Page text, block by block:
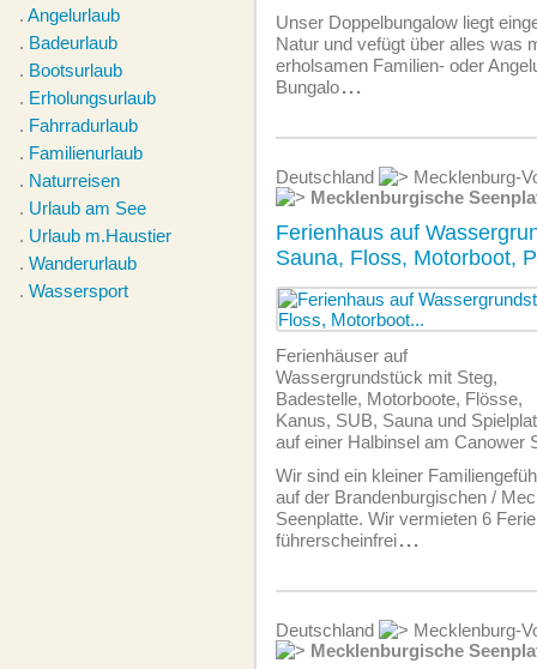
. Angelurlaub
. Badeurlaub
. Bootsurlaub
. Erholungsurlaub
. Fahrradurlaub
. Familienurlaub
. Naturreisen
. Urlaub am See
. Urlaub m.Haustier
. Wanderurlaub
. Wassersport
Unser Doppelbungalow liegt
Natur und vefügt über alles was
erholsamen Familien- oder
Bungalo...
Deutschland
Mecklenburg-
Mecklenburgische
Ferienhaus auf
Sauna, Floss, Motorboot,
Ferienhäuser auf
Wassergrundstück mit Steg,
Badestelle, Motorboote, Flösse,
Kanus, SUB, Sauna und
auf einer Halbinsel am Canower
Wir sind ein kleiner
auf der Brandenburgischen /
Seenplatte. Wir vermieten 6
führerscheinfrei...
Deutschland
Mecklenburg-
Mecklenburgische